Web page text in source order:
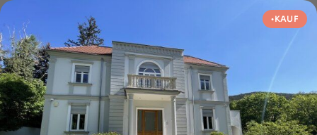
KAUF